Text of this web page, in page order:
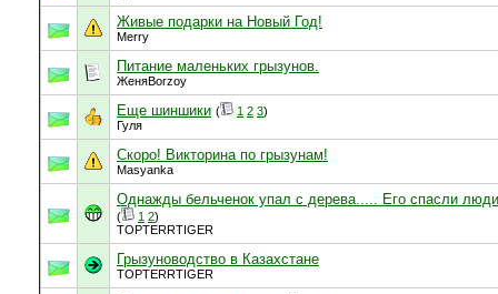
Живые подарки на Новый Год!
Merry
Питание маленьких грызунов.
ЖеняBorzoy
Еще шиншики ( 1 2 3)
Гуля
Скоро! Викторина по грызунам!
Masyanka
Однажды бельченок упал с дерева..... Его спасли
( 1 2)
TOPTERRTIGER
Грызуноводство в Казахстане
TOPTERRTIGER